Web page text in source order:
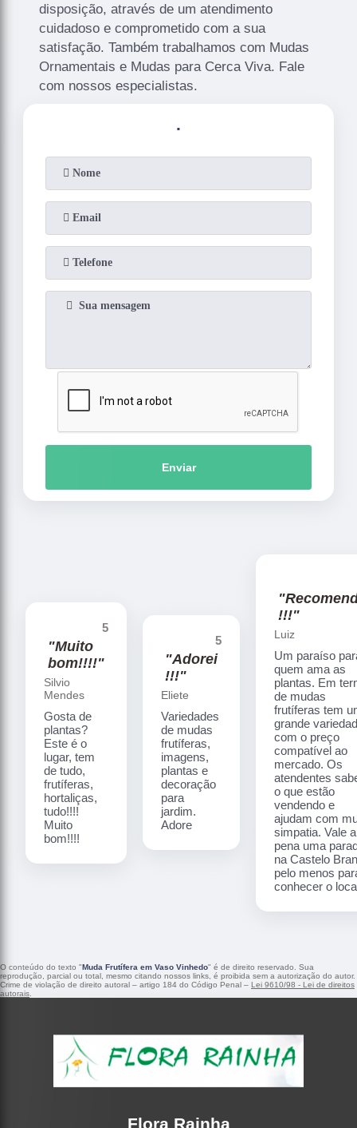
disposição, através de um atendimento
cuidadoso e comprometido com a sua
satisfação. Também trabalhamos com Mudas
Ornamentais e Mudas para Cerca Viva. Fale
com nossos especialistas.
.
Enviar
5
"Muito
bom!!!!"
Silvio
Mendes
Gosta de
plantas?
Este é o
lugar, tem
de tudo,
frutíferas,
hortaliças,
tudo!!!!
Muito
bom!!!!
5
"Adorei
!!!"
Eliete
Variedades
de mudas
frutíferas,
imagens,
plantas e
decoração
para
jardim.
Adore
!!!"
Luiz
Um paraíso
quem ama as
plantas. Em
de mudas
frutíferas tem
grande
com o preço
compatível ao
mercado. Os
atendentes
o que estão
vendendo e
ajudam com
simpatia. Vale a
pena uma
na Castelo
pelo menos
conhecer o
O conteúdo do texto "Muda Frutífera em Vaso Vinhedo" é de direito reservado. Sua
reprodução, parcial ou total, mesmo citando nossos links, é proibida sem a autorização do autor.
Crime de violação de direito autoral – artigo 184 do Código Penal – Lei 9610/98 - Lei de direitos
autorais
Flora Rainha